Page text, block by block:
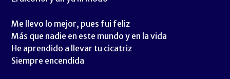
Me llevo lo mejor, pues fui feliz
Más que nadie en este mundo y en la vida
He aprendido a llevar tu cicatriz
Siempre encendida